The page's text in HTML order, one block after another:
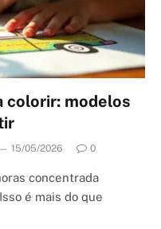
colorir: modelos
15/05/2026 0
concentrada
é mais do que